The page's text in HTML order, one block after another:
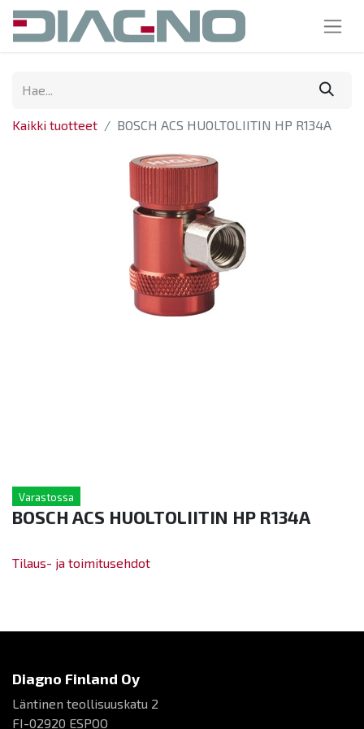
Kaikki tuotteet BOSCH ACS HUOLTOLIITIN HP R134A
Varastossa
BOSCH ACS HUOLTOLIITIN HP R134A
Tilaus- ja toimitusehdot
Diagno Finland Oy
Läntinen teollisuuskatu 2
FI-02920 ESPOO